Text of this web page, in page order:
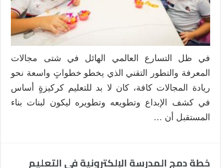
في ظل التسارع العالمي الهائل في شتى مجالات
المعرفة والتطور التقني الذي يخطو خطواتٍ واسعة نحو
ريادة المجالات كافة، كان لا بد للتعليم كركيزةٍ أساس
في كشف الإبداع وتطويعه وتطويره ليكون لبنات بناء
المستقبل أن …
خطة دمج المدرسة الإلكترونية في التعليم